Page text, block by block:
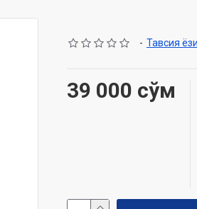
- Тавсия
39 000 сўм